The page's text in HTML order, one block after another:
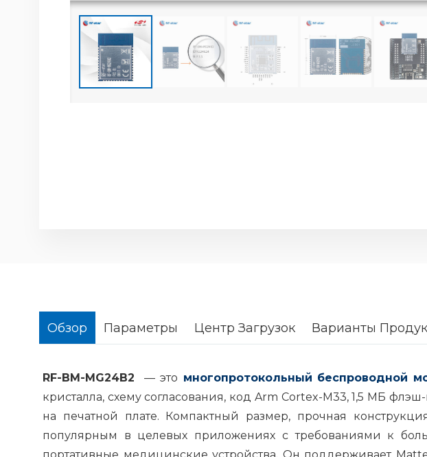
Обзор Параметры Центр Загрузок Варианты
RF-BM-MG24B2 — это многопротокольный беспроводной
кристалла, схему согласования, код Arm Cortex-M33, 1,5 МБ
на печатной плате. Компактный размер, прочная
популярным в целевых приложениях с требованиями к